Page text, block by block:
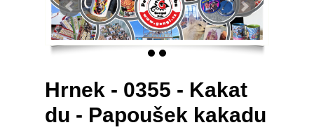
Hrnek - 0355 - Kakat
du - Papoušek kakadu